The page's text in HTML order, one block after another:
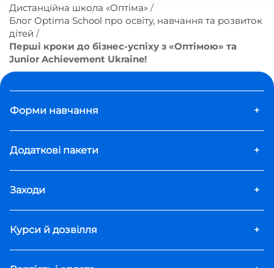
Дистанційна школа «Оптіма»
Блог Optima School про освіту, навчання та розвиток
дітей
Перші кроки до бізнес-успіху з «Оптімою» та
Junior Achievement Ukraine!
Форми навчання +
Додаткові пакети +
Заходи +
Курси й дозвілля +